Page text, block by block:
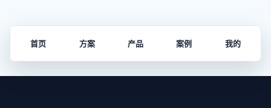
首页 方案 产品 案例 我的